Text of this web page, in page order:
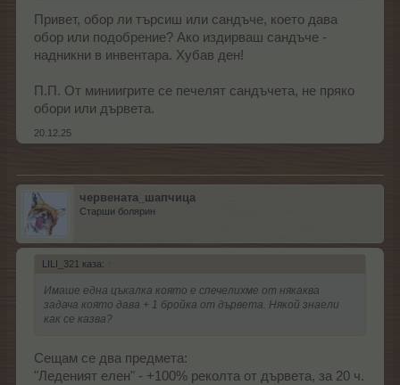
Привет, обор ли търсиш или сандъче, което дава
обор или подобрение? Ако издирваш сандъче -
надникни в инвентара. Хубав ден!
П.П. От миниигрите се печелят сандъчета, не пряко
обори или дървета.
20.12.25
червената_шапчица
Старши болярин
LILI_321 каза: ↑
Имаше една цъкалка която е спечелихме от някаква
задача която дава + 1 бройка от дървета. Някой знаели
как се казва?
Сещам се два предмета:
"Леденият елен" - +100% реколта от дървета, за 20 ч.